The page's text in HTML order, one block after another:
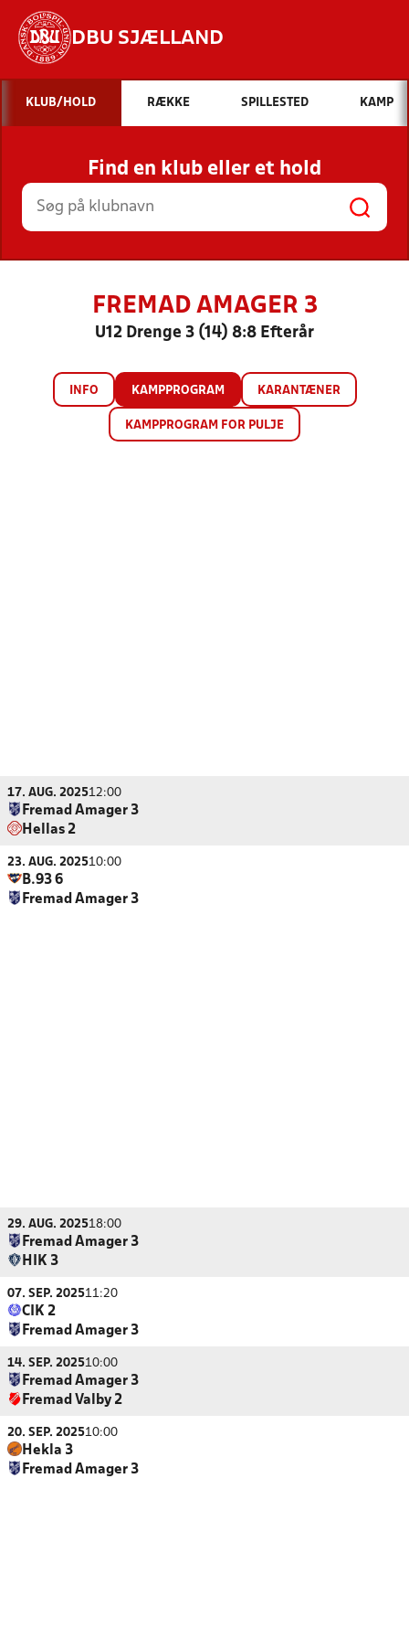
DBU SJÆLLAND
Hvad vil du søge efter?
INDHOLD OG NYHEDER
STILLINGER, RESULTATER, KLUBBER OG
HOLD
KLUB/HOLD RÆKKE SPILLESTED KAMP
Find en klub eller et hold
FREMAD AMAGER 3
U12 Drenge 3 (14) 8:8 Efterår
INFO KAMPPROGRAM KARANTÆNER
KAMPPROGRAM FOR PULJE
17. AUG. 202512:00
Fremad Amager 3
Hellas 2
23. AUG. 202510:00
B.93 6
Fremad Amager 3
29. AUG. 202518:00
Fremad Amager 3
HIK 3
07. SEP. 202511:20
CIK 2
Fremad Amager 3
14. SEP. 202510:00
Fremad Amager 3
Fremad Valby 2
20. SEP. 202510:00
Hekla 3
Fremad Amager 3